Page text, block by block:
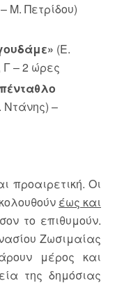
Μ. Πετρίδου)
(Ε.
Γ – 2 ώρες
Ντάνης) –
προαιρετική. Οι
έως και
το επιθυμούν.
Ζωσιμαίας
μέρος και
της δημόσιας